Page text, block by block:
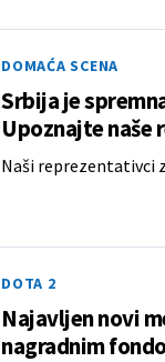
DOMAĆA SCENA
Srbija je
Upoznajte naše
Naši reprezentativci
DOTA 2
Najavljen novi
nagradnim